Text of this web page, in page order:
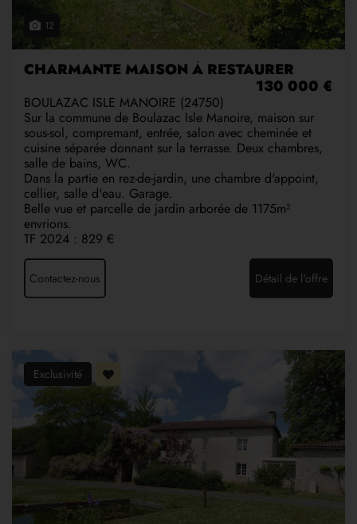
12
CHARMANTE MAISON À RESTAURER
130 000 €
BOULAZAC ISLE MANOIRE (24750)
Sur la commune de Boulazac Isle Manoire, maison sur
sous-sol, compremant, entrée, salon avec cheminée et
cuisine séparée donnant sur la terrasse. Deux chambres,
salle de bains, WC.
Dans la partie en rez-de-jardin, une chambre d'appoint,
cellier, salle d'eau. Garage.
Belle vue et parcelle de jardin arborée de 1175m²
envrions.
TF 2024 : 829 €
Contactez-nous Détail de l'offre
Exclusivité